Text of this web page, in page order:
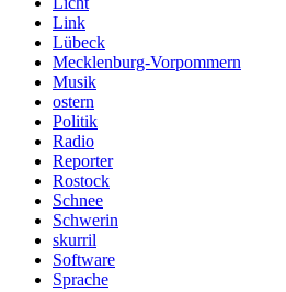
Link
Lübeck
Mecklenburg-Vorpommern
Musik
ostern
Politik
Radio
Reporter
Rostock
Schnee
Schwerin
skurril
Software
Sprache